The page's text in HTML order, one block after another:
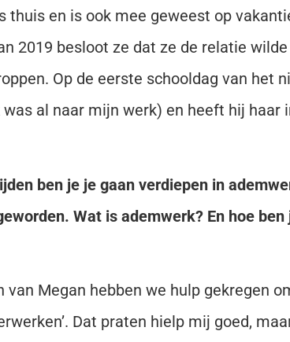
thuis en is ook mee geweest op
2019 besloot ze dat ze de relatie
Op de eerste schooldag van het
al naar mijn werk) en heeft hij haar
ben je je gaan verdiepen in
Wat is ademwerk? En hoe
van Megan hebben we hulp gekregen
Dat praten hielp mij goed,